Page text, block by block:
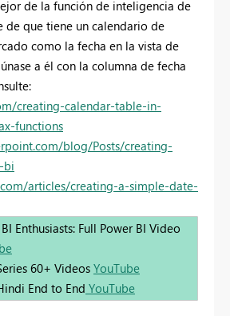
de la función de inteligencia de
de que tiene un calendario de
como la fecha en la vista de
a él con la columna de fecha
creating-calendar-table-in-
functions
blog/Posts/creating-
bi
articles/creating-a-simple-date-
Enthusiasts: Full Power BI Video
60+ Videos YouTube
End to End YouTube